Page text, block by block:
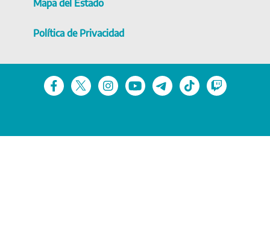
Mapa del Estado
Política de Privacidad